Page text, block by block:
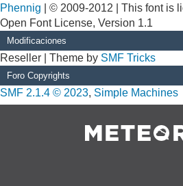
Phennig | © 2009-2012 | This font is
Open Font License, Version 1.1
Modificaciones
Reseller | Theme by SMF Tricks
Foro Copyrights
SMF 2.1.4 © 2023, Simple Machines